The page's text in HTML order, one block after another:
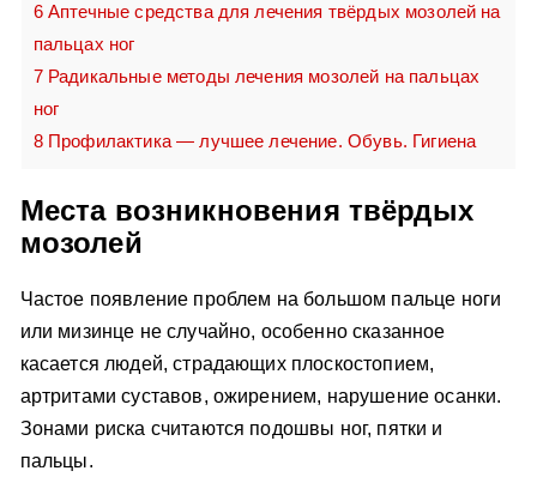
6Аптечные средства для лечения твёрдых мозолей на
пальцах ног
7Радикальные методы лечения мозолей на пальцах
ног
8Профилактика — лучшее лечение. Обувь. Гигиена
Места возникновения твёрдых
мозолей
Частое появление проблем на большом пальце ноги
или мизинце не случайно, особенно сказанное
касается людей, страдающих плоскостопием,
артритами суставов, ожирением, нарушение осанки.
Зонами риска считаются подошвы ног, пятки и
пальцы.